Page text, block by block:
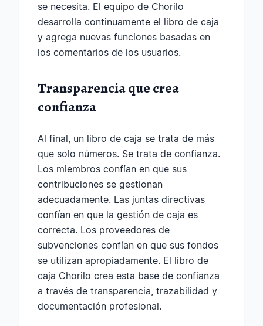
se necesita. El equipo de Chorilo
desarrolla continuamente el libro de caja
y agrega nuevas funciones basadas en
los comentarios de los usuarios.
Transparencia que crea
confianza
Al final, un libro de caja se trata de más
que solo números. Se trata de confianza.
Los miembros confían en que sus
contribuciones se gestionan
adecuadamente. Las juntas directivas
confían en que la gestión de caja es
correcta. Los proveedores de
subvenciones confían en que sus fondos
se utilizan apropiadamente. El libro de
caja Chorilo crea esta base de confianza
a través de transparencia, trazabilidad y
documentación profesional.